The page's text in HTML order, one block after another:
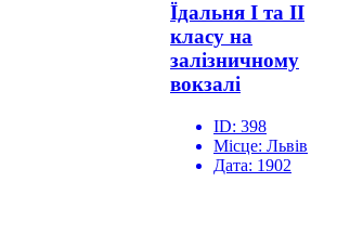
Їдальня І та ІІ
класу на
залізничному
вокзалі
ID: 398
Місце: Львів
Дата: 1902